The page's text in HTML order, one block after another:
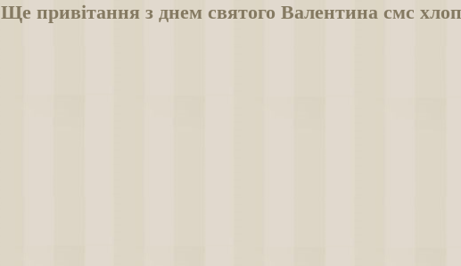
Ще привітання з днем святого Валентина смс